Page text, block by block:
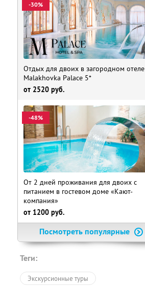
-30%
Отдых для двоих в загородном отеле
Malakhovka Palace 5*
от 2520 руб.
-48%
От 2 дней проживания для двоих с
питанием в гостевом доме «Кают-
компания»
от 1200 руб.
Посмотреть популярные
Теги:
Экскурсионные туры